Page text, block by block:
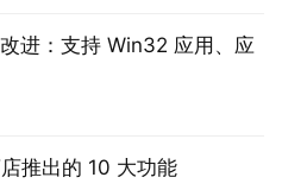
进：支持 Win32 应用、应
推出的 10 大功能